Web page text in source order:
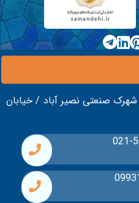
صنعتی نصیر آباد / خیابان
021-